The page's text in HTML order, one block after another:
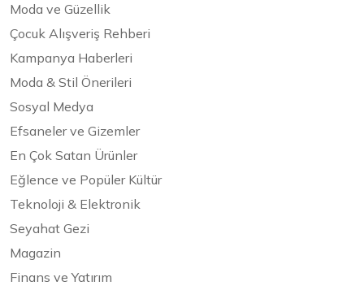
Moda ve Güzellik
Çocuk Alışveriş Rehberi
Kampanya Haberleri
Moda & Stil Önerileri
Sosyal Medya
Efsaneler ve Gizemler
En Çok Satan Ürünler
Eğlence ve Popüler Kültür
Teknoloji & Elektronik
Seyahat Gezi
Magazin
Finans ve Yatırım